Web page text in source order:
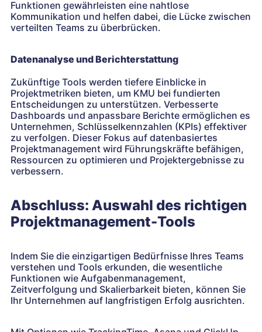
Funktionen gewährleisten eine nahtlose
Kommunikation und helfen dabei, die Lücke zwischen
verteilten Teams zu überbrücken.
Datenanalyse und Berichterstattung
Zukünftige Tools werden tiefere Einblicke in
Projektmetriken bieten, um KMU bei fundierten
Entscheidungen zu unterstützen. Verbesserte
Dashboards und anpassbare Berichte ermöglichen es
Unternehmen, Schlüsselkennzahlen (KPIs) effektiver
zu verfolgen. Dieser Fokus auf datenbasiertes
Projektmanagement wird Führungskräfte befähigen,
Ressourcen zu optimieren und Projektergebnisse zu
verbessern.
Abschluss: Auswahl des richtigen
Projektmanagement-Tools
Indem Sie die einzigartigen Bedürfnisse Ihres Teams
verstehen und Tools erkunden, die wesentliche
Funktionen wie Aufgabenmanagement,
Zeitverfolgung und Skalierbarkeit bieten, können Sie
Ihr Unternehmen auf langfristigen Erfolg ausrichten.